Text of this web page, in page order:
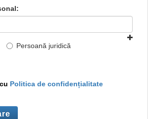
Persoană juridică
Politica de confidențialitate